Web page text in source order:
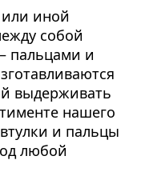
иной
собой
пальцами и
выдерживать
нашего
и пальцы
любой